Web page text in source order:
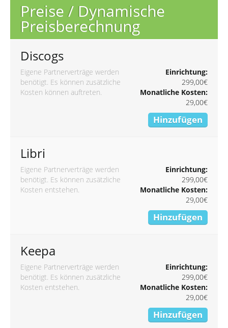
Preise / Dynamische
Preisberechnung
Discogs
Eigene Partnerverträge werden
benötigt. Es können zusätzliche
Kosten können auftreten.
Einrichtung:
299,00€
Monatliche Kosten:
29,00€
Hinzufügen
Libri
Eigene Partnerverträge werden
benötigt. Es können zusätzliche
Kosten entstehen.
Einrichtung:
299,00€
Monatliche Kosten:
29,00€
Hinzufügen
Keepa
Eigene Partnerverträge werden
benötigt. Es können zusätzliche
Kosten entstehen.
Einrichtung:
299,00€
Monatliche Kosten:
29,00€
Hinzufügen